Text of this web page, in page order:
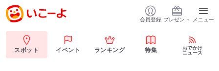
会員登録 プレゼント メニュー
スポット イベント ランキング 特集
おでかけ
ニュース